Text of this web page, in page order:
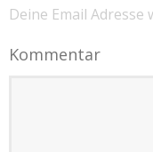
Deine Email
Kommentar